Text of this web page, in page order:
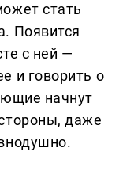
стать
Появится
с ней —
и говорить о
начнут
даже